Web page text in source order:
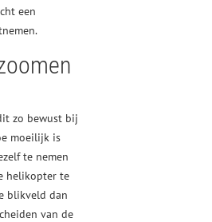
een
zo bewust bij
moeilijk is
te nemen
helikopter te
blikveld dan
van de